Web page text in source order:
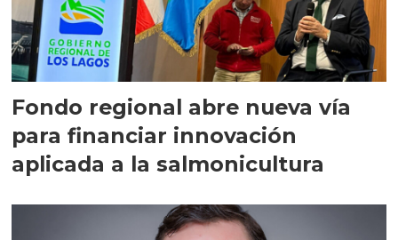
Fondo regional abre nueva vía
para financiar innovación
aplicada a la salmonicultura